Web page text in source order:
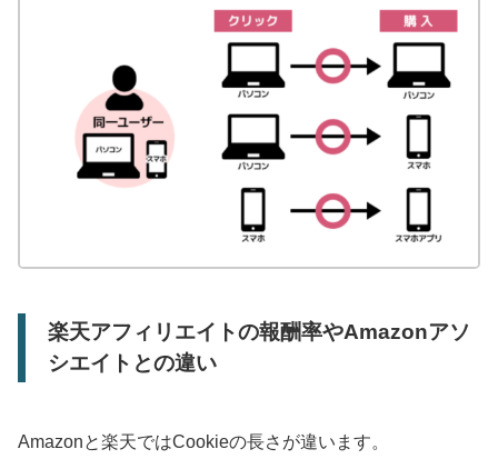
楽天アフィリエイトの報酬率やAmazonアソ
シエイトとの違い
Amazonと楽天ではCookieの長さが違います。